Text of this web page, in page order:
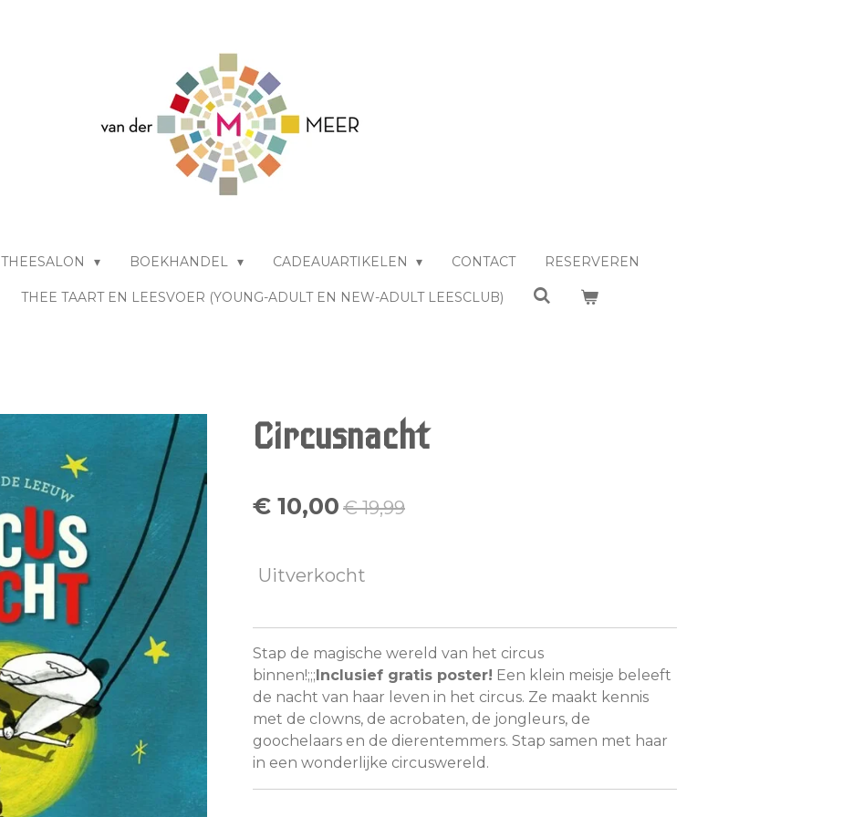
THEESALON BOEKHANDEL CADEAUARTIKELEN CONTACT RESERVEREN
THEE TAART EN LEESVOER (YOUNG-ADULT EN NEW-ADULT LEESCLUB)
Circusnacht
€ 10,00 € 19,99
Uitverkocht
Stap de magische wereld van het circus
binnen!;;;Inclusief gratis poster! Een klein meisje beleeft
de nacht van haar leven in het circus. Ze maakt kennis
met de clowns, de acrobaten, de jongleurs, de
goochelaars en de dierentemmers. Stap samen met haar
in een wonderlijke circuswereld.